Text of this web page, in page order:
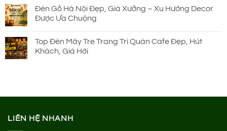
Đèn Gỗ Hà Nội Đẹp, Giá Xưởng – Xu Hướng Decor
Được Ưa Chuộng
Top Đèn Mây Tre Trang Trí Quán Cafe Đẹp, Hút
Khách, Giá Hời
LIÊN HỆ NHANH